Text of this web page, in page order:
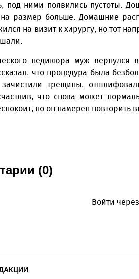
под ними появились пустоты.
размер больше. Домашние
на визит к хирургу, но тот
педикюра муж вернулся
что процедура была
зачистили трещины,
что снова может
но он намерен повторить
(0)
Войти